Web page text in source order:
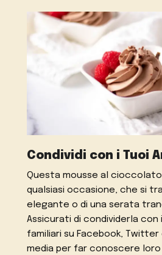
Condividi con i Tuoi
Questa mousse al
qualsiasi occasione, che si
elegante o di una serata
Assicurati di condividerla con
familiari su Facebook,
media per far conoscere loro